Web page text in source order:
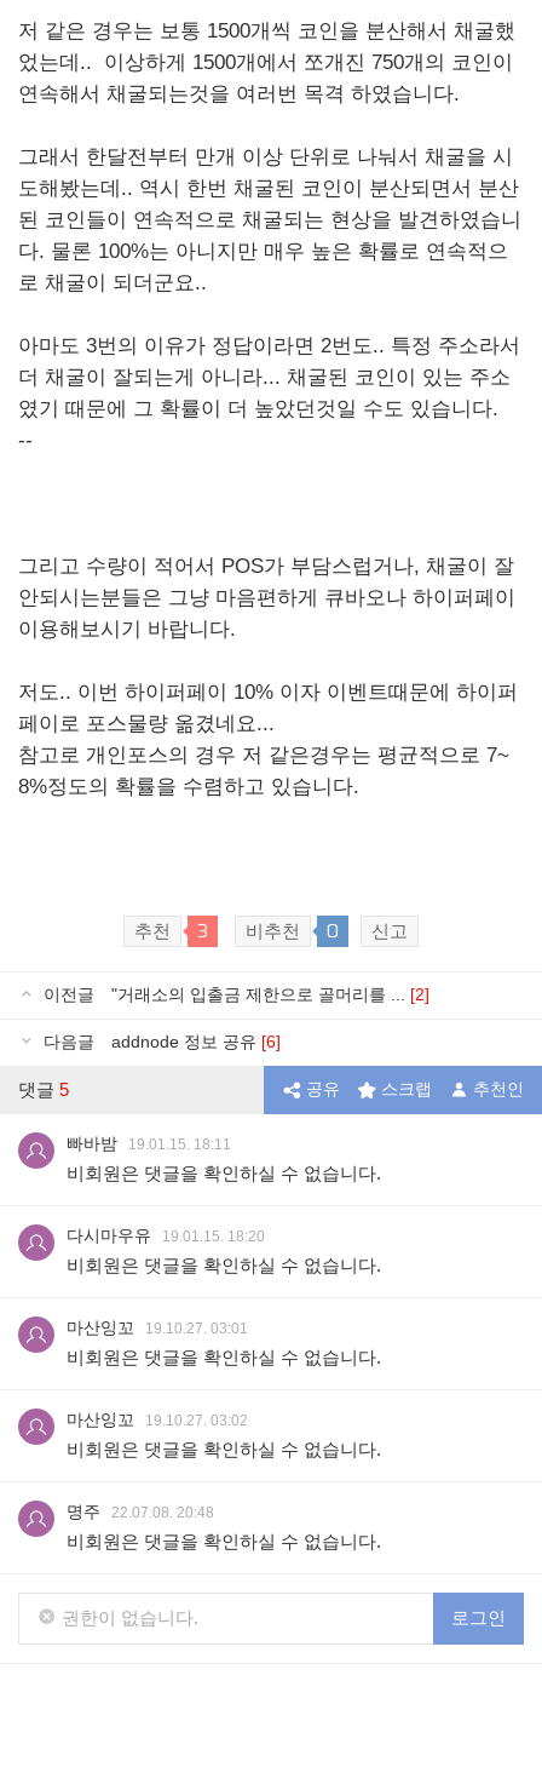
저 같은 경우는 보통 1500개씩 코인을 분산해서 채굴했
었는데.. 이상하게 1500개에서 쪼개진 750개의 코인이
연속해서 채굴되는것을 여러번 목격 하였습니다.
그래서 한달전부터 만개 이상 단위로 나눠서 채굴을 시
도해봤는데.. 역시 한번 채굴된 코인이 분산되면서 분산
된 코인들이 연속적으로 채굴되는 현상을 발견하였습니
다. 물론 100%는 아니지만 매우 높은 확률로 연속적으
로 채굴이 되더군요..
아마도 3번의 이유가 정답이라면 2번도.. 특정 주소라서
더 채굴이 잘되는게 아니라... 채굴된 코인이 있는 주소
였기 때문에 그 확률이 더 높았던것일 수도 있습니다.
--
그리고 수량이 적어서 POS가 부담스럽거나, 채굴이 잘
안되시는분들은 그냥 마음편하게 큐바오나 하이퍼페이
이용해보시기 바랍니다.
저도.. 이번 하이퍼페이 10% 이자 이벤트때문에 하이퍼
페이로 포스물량 옮겼네요...
참고로 개인포스의 경우 저 같은경우는 평균적으로 7~
8%정도의 확률을 수렴하고 있습니다.
추천 3 비추천 0 신고
이전글 "거래소의 입출금 제한으로 골머리를 ... [2]
다음글 addnode 정보 공유 [6]
댓글 5 공유 스크랩 추천인
빠바밤 19.01.15. 18:11
비회원은 댓글을 확인하실 수 없습니다.
다시마우유 19.01.15. 18:20
비회원은 댓글을 확인하실 수 없습니다.
마산잉꼬 19.10.27. 03:01
비회원은 댓글을 확인하실 수 없습니다.
마산잉꼬 19.10.27. 03:02
비회원은 댓글을 확인하실 수 없습니다.
명주 22.07.08. 20:48
비회원은 댓글을 확인하실 수 없습니다.
권한이 없습니다. 로그인